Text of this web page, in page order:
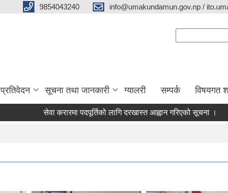
9854043240 info@umakundamun.gov.np /
प्रतिवेदन सूचना तथा जानकारी ग्यालरी सम्पर्क विषयगत
सेवा करारमा पदपूर्तिको लागि दरखास्त आह्वान गरिएको सूचना ।